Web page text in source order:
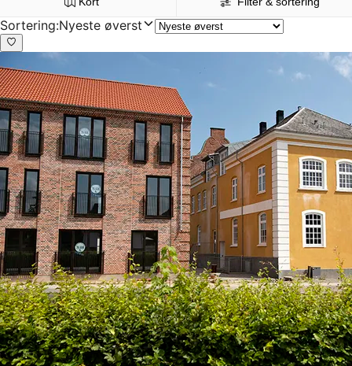
Sortering:Nyeste øverst